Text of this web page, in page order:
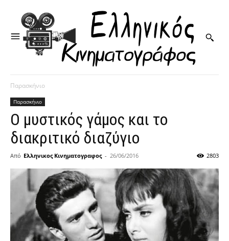
Παρασκήνιο
Παρασκήνιο
Ο μυστικός γάμος και το
διακριτικό διαζύγιο
Από Ελληνικος Κινηματογραφος - 26/06/2016 2803